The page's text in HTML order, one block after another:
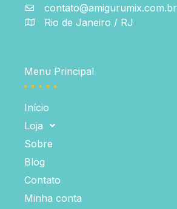
contato@amigurumix.com.br
Rio de Janeiro / RJ
Menu Principal
Início
Loja
Sobre
Blog
Contato
Minha conta